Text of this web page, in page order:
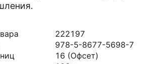
222197
978-5-8677-5698-7
16 (Офсет)